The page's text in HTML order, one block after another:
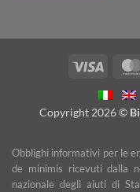
Visa
Copyright 2026 ©
Obblighi informativi per le
de minimis ricevuti dalla
nazionale degli aiuti di